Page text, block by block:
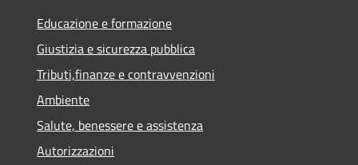
Educazione e formazione
Giustizia e sicurezza pubblica
Tributi,finanze e contravvenzioni
Ambiente
Salute, benessere e assistenza
Autorizzazioni